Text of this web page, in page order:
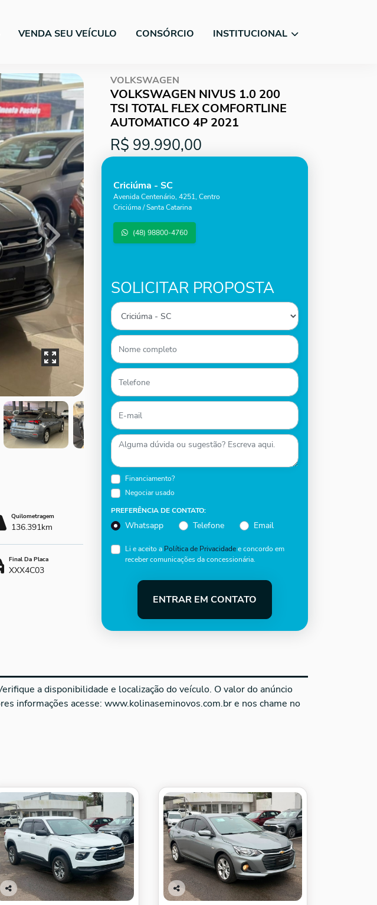
VENDA SEU VEÍCULO CONSÓRCIO INSTITUCIONAL
VOLKSWAGEN
VOLKSWAGEN NIVUS 1.0 200
TSI TOTAL FLEX COMFORTLINE
AUTOMATICO 4P 2021
R$ 99.990,00
Criciúma - SC
Avenida Centenário, 4251, Centro
Criciúma / Santa Catarina
(48) 98800-4760
SOLICITAR PROPOSTA
Financiamento?
Negociar usado
PREFERÊNCIA DE CONTATO:
Whatsapp Telefone Email
Li e aceito a Política de Privacidadee concordo em
receber comunicações da concessionária.
ENTRAR EM CONTATO
Next
Quilometragem
136.391km
Final Da Placa
XXX4C03
a disponibilidade e localização do veículo. O valor do anúncio
informações acesse: www.kolinaseminovos.com.br e nos chame no
Co
Co